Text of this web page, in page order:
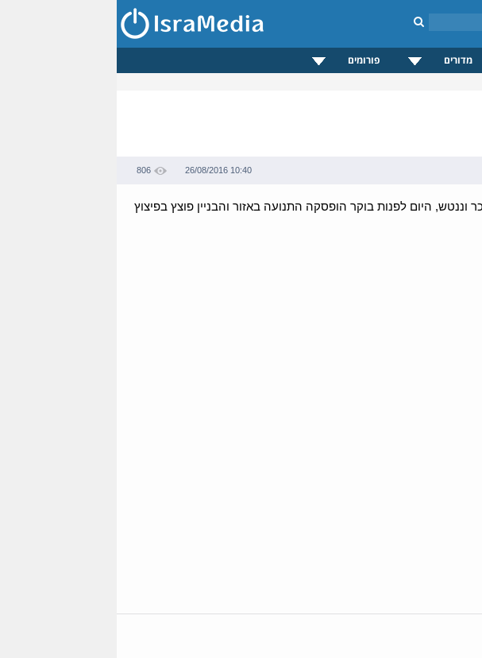
מדורים פורומים
26/08/2016 10:40
806
היום לפנות בוקר הופסקה התנועה באזור והבניין פוצץ בפיצוץ